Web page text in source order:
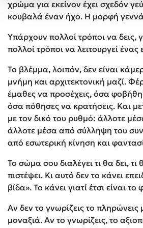
χρώμα για εκείνον έχει σχεδόν
κουβαλά έναν ήχο. Η μορφή γεννά
Υπάρχουν πολλοί τρόποι να δεις,
πολλοί τρόποι να λειτουργεί
Το βλέμμα, λοιπόν, δεν είναι
μνήμη και αρχιτεκτονική μαζί.
έμαθες να προσέχεις, όσα
όσα πόθησες να κρατήσεις. Και
με τον δικό του ρυθμό: άλλοτε
άλλοτε μέσα από σύλληψη του
από εσωτερική κίνηση και
Το σώμα σου διαλέγει τι θα δει, τι
πιστέψει. Κι αυτό δεν το κάνει
βίδα». Το κάνει γιατί έτσι είναι το
Αν δεν το γνωρίζεις το
μοναξιά. Αν το γνωρίζεις, το